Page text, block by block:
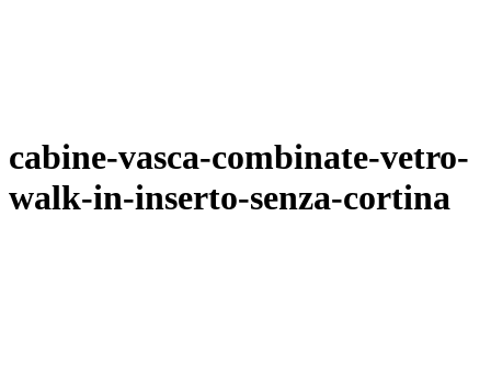
cabine-vasca-combinate-vetro-
walk-in-inserto-senza-cortina